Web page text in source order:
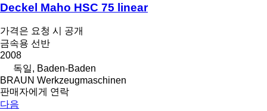
Deckel Maho HSC 75 linear
가격은 요청 시 공개
금속용 선반
2008
독일, Baden-Baden
BRAUN Werkzeugmaschinen
판매자에게 연락
다음